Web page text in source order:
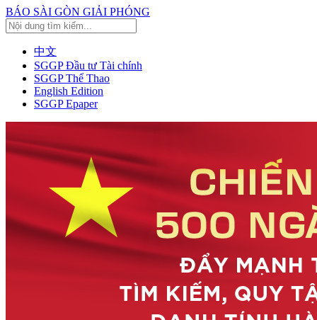
BÁO SÀI GÒN GIẢI PHÓNG
中文
SGGP Đầu tư Tài chính
SGGP Thể Thao
English Edition
SGGP Epaper